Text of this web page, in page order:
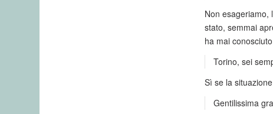
Non esageriamo,
stato, semmai
ha mai
Torino, sei
Sì se la
Gentilissima